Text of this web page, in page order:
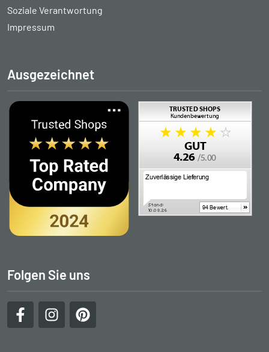
Soziale Verantwortung
Impressum
Ausgezeichnet
Folgen Sie uns